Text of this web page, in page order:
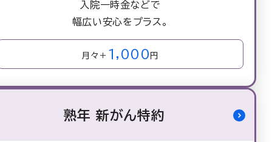
入院一時金などで
幅広い安心をプラス。
月々＋ 1,000 円
熟年 新がん特約